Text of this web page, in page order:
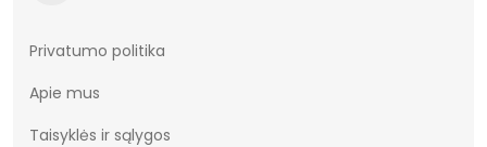
Privatumo politika
Apie mus
Taisyklės ir sąlygos